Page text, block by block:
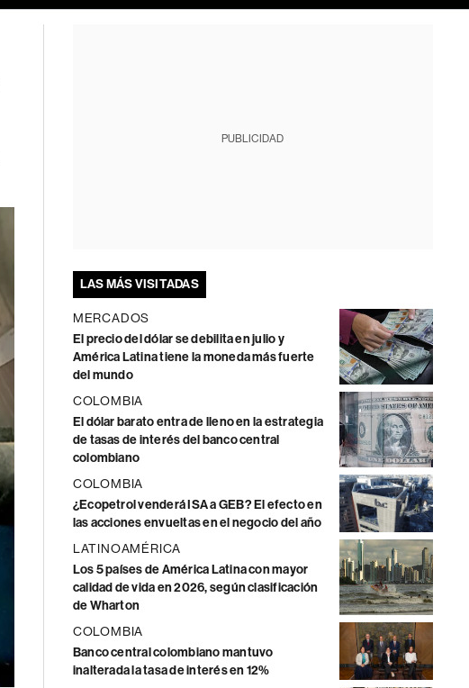
PUBLICIDAD
LAS MÁS VISITADAS
MERCADOS
El precio del dólar se debilita en julio y
América Latina tiene la moneda más fuerte
del mundo
COLOMBIA
El dólar barato entra de lleno en la estrategia
de tasas de interés del banco central
colombiano
COLOMBIA
¿Ecopetrol venderá ISA a GEB? El efecto en
las acciones envueltas en el negocio del año
LATINOAMÉRICA
Los 5 países de América Latina con mayor
calidad de vida en 2026, según clasificación
de Wharton
COLOMBIA
Banco central colombiano mantuvo
inalterada la tasa de interés en 12%